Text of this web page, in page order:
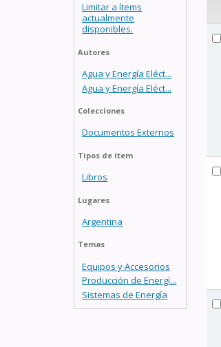
Limitar a ítems
actualmente
disponibles.
Autores
Agua y Energía Eléct...
Agua y Energía Eléct...
Colecciones
Documentos Externos
Tipos de ítem
Libros
Lugares
Argentina
Temas
Equipos y Accesorios
Producción de Energí...
Sistemas de Energía